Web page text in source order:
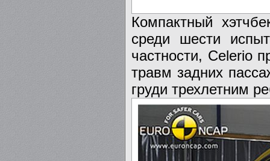
Компактный
среди шести
частности, Celerio
травм задних
груди трехлетним